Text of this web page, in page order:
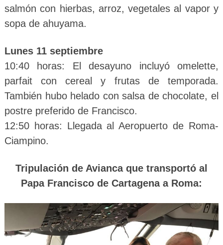
salmón con hierbas, arroz, vegetales al vapor y
sopa de ahuyama.
Lunes 11 septiembre
10:40 horas: El desayuno incluyó omelette,
parfait con cereal y frutas de temporada.
También hubo helado con salsa de chocolate, el
postre preferido de Francisco.
12:50 horas: Llegada al Aeropuerto de Roma-
Ciampino.
Tripulación de Avianca que transportó al
Papa Francisco de Cartagena a Roma: